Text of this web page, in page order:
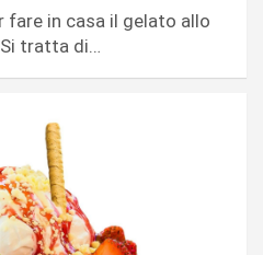
fare in casa il gelato allo
tratta di…